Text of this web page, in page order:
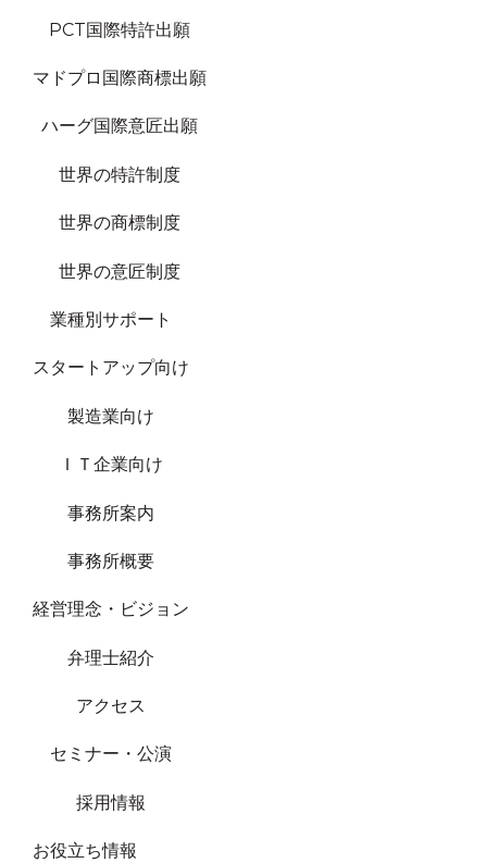
PCT国際特許出願
マドプロ国際商標出願
ハーグ国際意匠出願
世界の特許制度
世界の商標制度
世界の意匠制度
業種別サポート
スタートアップ向け
製造業向け
ＩＴ企業向け
事務所案内
事務所概要
経営理念・ビジョン
弁理士紹介
アクセス
セミナー・公演
採用情報
お役立ち情報